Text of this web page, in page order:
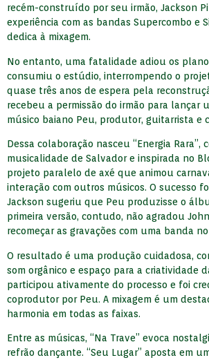
recém-construído por seu irmão, Jackson
experiência com as bandas Supercombo e
dedica à mixagem.
No entanto, uma fatalidade adiou os
consumiu o estúdio, interrompendo o
quase três anos de espera pela
recebeu a permissão do irmão para lançar
músico baiano Peu, produtor, guitarrista e
Dessa colaboração nasceu “Energia Rara”,
musicalidade de Salvador e inspirada no
projeto paralelo de axé que animou
interação com outros músicos. O sucesso
Jackson sugeriu que Peu produzisse o
primeira versão, contudo, não agradou
recomeçar as gravações com uma banda
O resultado é uma produção cuidadosa,
som orgânico e espaço para a criatividade
participou ativamente do processo e foi
coprodutor por Peu. A mixagem é um
harmonia em todas as faixas.
Entre as músicas, “Na Trave” evoca
refrão dançante. “Seu Lugar” aposta em